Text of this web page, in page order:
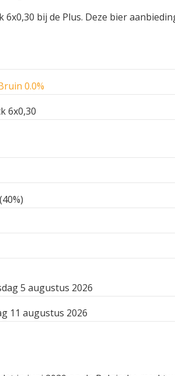
6x0,30 bij de Plus. Deze bier
0.0%
6x0,30
5 augustus 2026
11 augustus 2026